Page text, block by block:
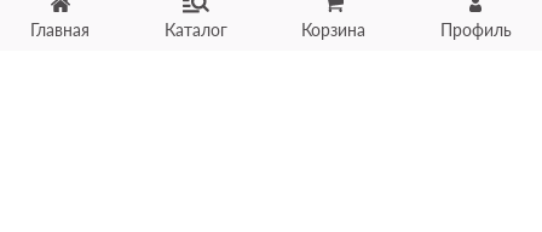
Главная Каталог Корзина Профиль